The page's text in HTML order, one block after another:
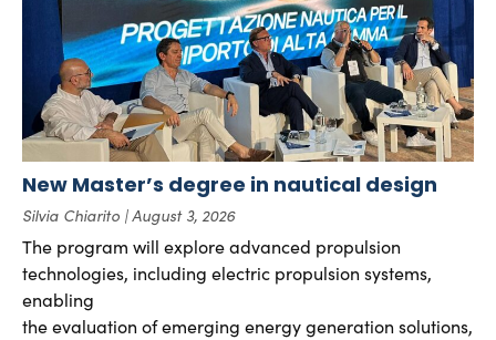
New Master’s degree in nautical design
Silvia Chiarito August 3, 2026
The program will explore advanced propulsion
technologies, including electric propulsion systems,
enabling
the evaluation of emerging energy generation solutions,